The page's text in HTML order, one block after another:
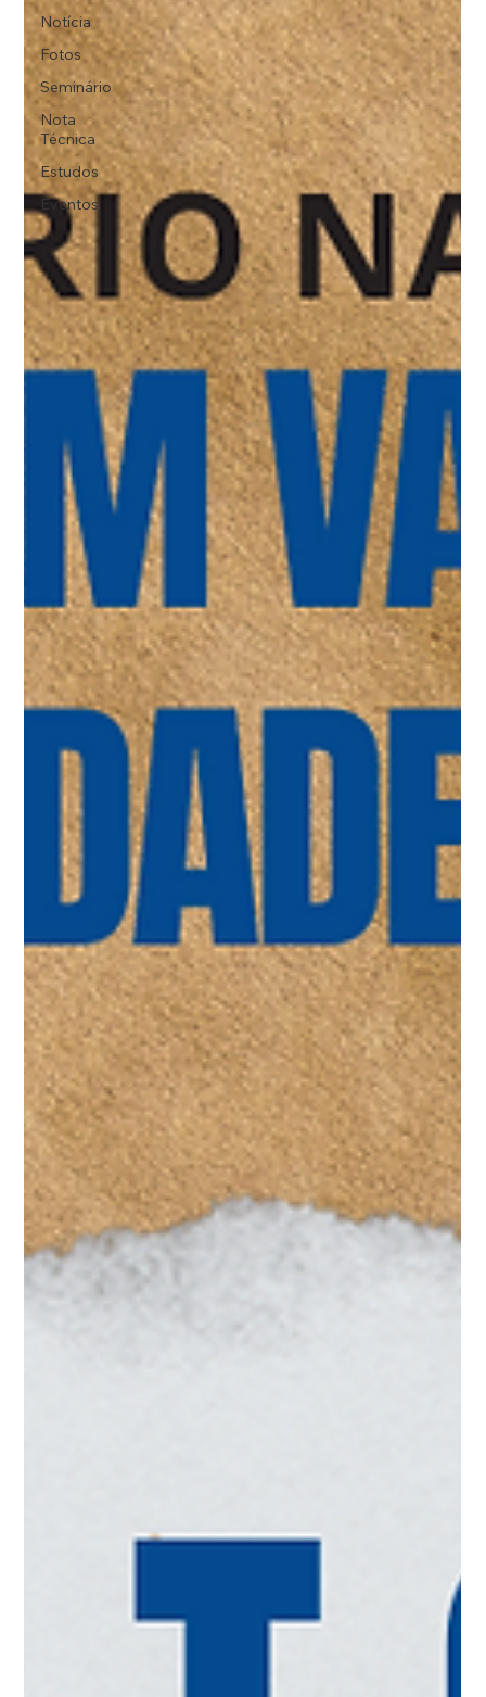
Notícia
Fotos
Seminário
Nota
Técnica
Estudos
Eventos